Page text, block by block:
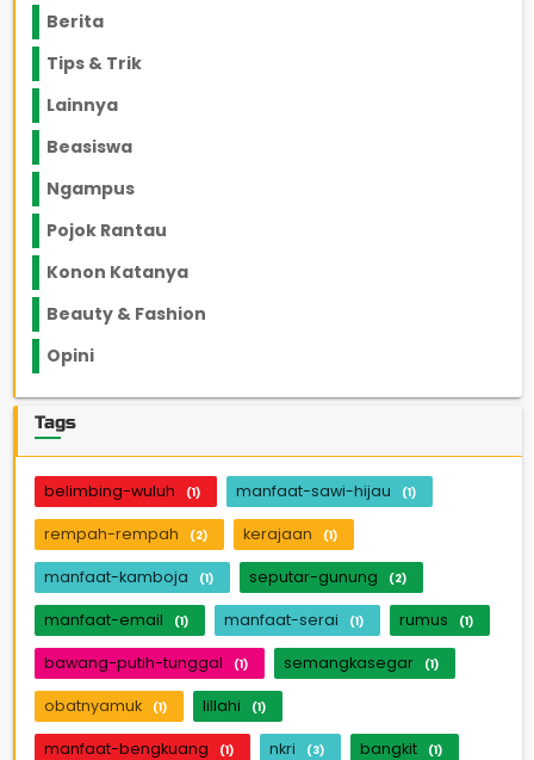
Berita
Tips & Trik
Lainnya
Beasiswa
Ngampus
Pojok Rantau
Konon Katanya
Beauty & Fashion
Opini
Tags
belimbing-wuluh (1) manfaat-sawi-hijau (1)
rempah-rempah (2) kerajaan (1)
manfaat-kamboja (1) seputar-gunung (2)
manfaat-email (1) manfaat-serai (1) rumus (1)
bawang-putih-tunggal (1) semangkasegar (1)
obatnyamuk (1) lillahi (1)
manfaat-bengkuang (1) nkri (3) bangkit (1)